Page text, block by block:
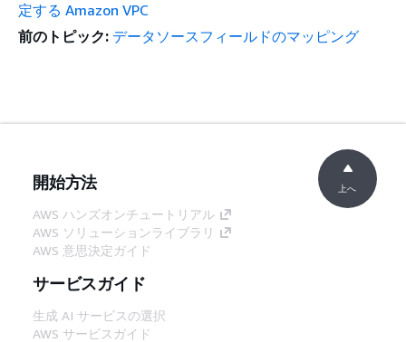
定する Amazon VPC
前のトピック: データソースフィールドのマッピング
開始方法
AWS ハンズオンチュートリアル
AWS ソリューションライブラリ
AWS 意思決定ガイド
サービスガイド
生成 AI サービスの選択
AWS サービスガイド
上へ